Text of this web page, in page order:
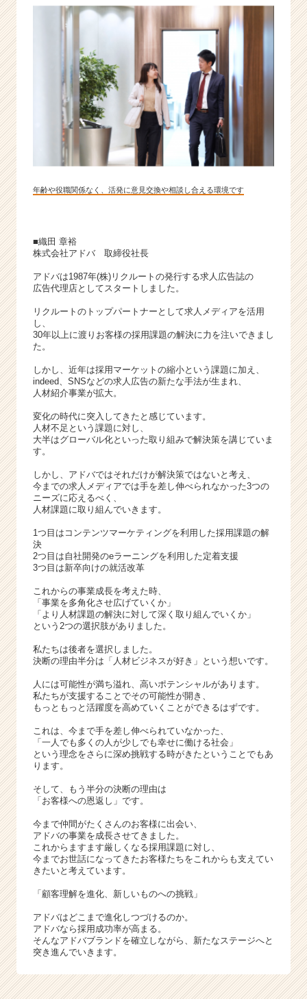
長
ら
ス
ト
が
就
チ
ア
キ
リ
ア
e
e
C
a
r
e
r）
年齢や役職関係なく、活発に意見交換や相談し合える環境です
■織田 章裕
株式会社アドバ 取締役社長
アドバは1987年(株)リクルートの発行する求人広告誌の
広告代理店としてスタートしました。
リクルートのトップパートナーとして求人メディアを活用
し、
30年以上に渡りお客様の採用課題の解決に力を注いできまし
た。
しかし、近年は採用マーケットの縮小という課題に加え、
indeed、SNSなどの求人広告の新たな手法が生まれ、
人材紹介事業が拡大。
変化の時代に突入してきたと感じています。
人材不足という課題に対し、
大半はグローバル化といった取り組みで解決策を講じていま
す。
しかし、アドバではそれだけが解決策ではないと考え、
今までの求人メディアでは手を差し伸べられなかった3つの
ニーズに応えるべく、
人材課題に取り組んでいきます。
1つ目はコンテンツマーケティングを利用した採用課題の解
決
2つ目は自社開発のeラーニングを利用した定着支援
3つ目は新卒向けの就活改革
これからの事業成長を考えた時、
「事業を多角化させ広げていくか」
「より人材課題の解決に対して深く取り組んでいくか」
という2つの選択肢がありました。
私たちは後者を選択しました。
決断の理由半分は「人材ビジネスが好き」という想いです。
人には可能性が満ち溢れ、高いポテンシャルがあります。
私たちが支援することでその可能性が開き、
もっともっと活躍度を高めていくことができるはずです。
これは、今まで手を差し伸べられていなかった、
「一人でも多くの人が少しでも幸せに働ける社会」
という理念をさらに深め挑戦する時がきたということでもあ
ります。
そして、もう半分の決断の理由は
「お客様への恩返し」です。
今まで仲間がたくさんのお客様に出会い、
アドバの事業を成長させてきました。
これからますます厳しくなる採用課題に対し、
今までお世話になってきたお客様たちをこれからも支えてい
きたいと考えています。
「顧客理解を進化、新しいものへの挑戦」
アドバはどこまで進化しつづけるのか。
アドバなら採用成功率が高まる。
そんなアドバブランドを確立しながら、新たなステージへと
突き進んでいきます。